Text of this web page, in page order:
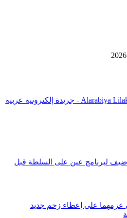
Alarabiya Lilakhbar - جريدة إلكترونية عربية
ضيف لبرنامج عين على السلطة قبل
عزمهما على إعطاء زخم جديد